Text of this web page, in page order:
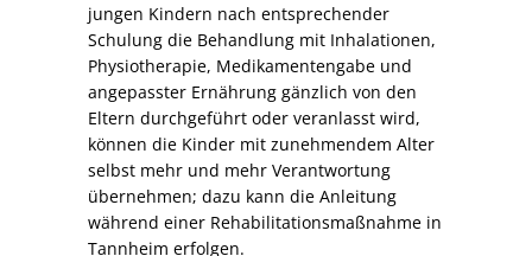
jungen Kindern nach entsprechender
Schulung die Behandlung mit Inhalationen,
Physiotherapie, Medikamentengabe und
angepasster Ernährung gänzlich von den
Eltern durchgeführt oder veranlasst wird,
können die Kinder mit zunehmendem Alter
selbst mehr und mehr Verantwortung
übernehmen; dazu kann die Anleitung
während einer Rehabilitationsmaßnahme in
Tannheim erfolgen.